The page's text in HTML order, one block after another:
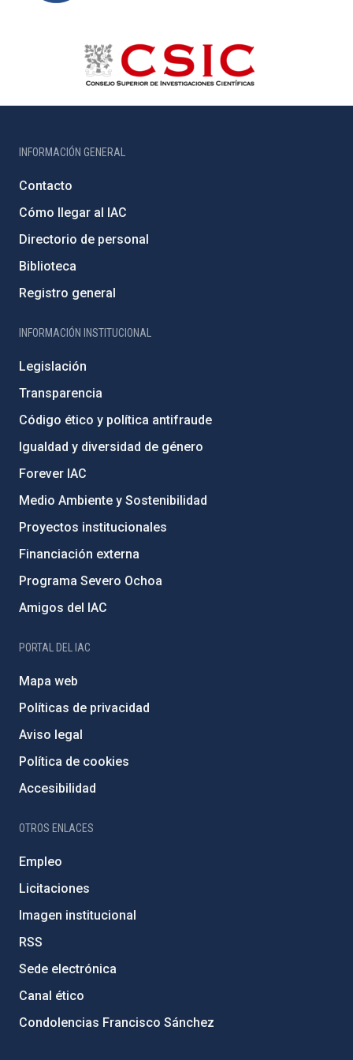
INFORMACIÓN GENERAL
Contacto
Cómo llegar al IAC
Directorio de personal
Biblioteca
Registro general
INFORMACIÓN INSTITUCIONAL
Legislación
Transparencia
Código ético y política antifraude
Igualdad y diversidad de género
Forever IAC
Medio Ambiente y Sostenibilidad
Proyectos institucionales
Financiación externa
Programa Severo Ochoa
Amigos del IAC
PORTAL DEL IAC
Mapa web
Políticas de privacidad
Aviso legal
Política de cookies
Accesibilidad
OTROS ENLACES
Empleo
Licitaciones
Imagen institucional
RSS
Sede electrónica
Canal ético
Condolencias Francisco Sánchez